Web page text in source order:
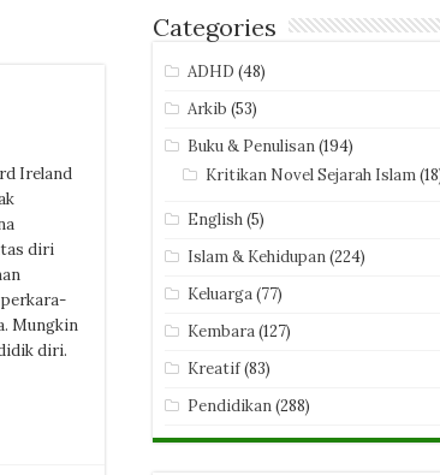
Ireland
diri
Mungkin
diri.
Categories
ADHD (48)
Arkib (53)
Buku & Penulisan(194)
Kritikan Novel Sejarah Islam
English(5)
Islam & Kehidupan(224)
Keluarga(77)
Kembara(127)
Kreatif(83)
Pendidikan(288)